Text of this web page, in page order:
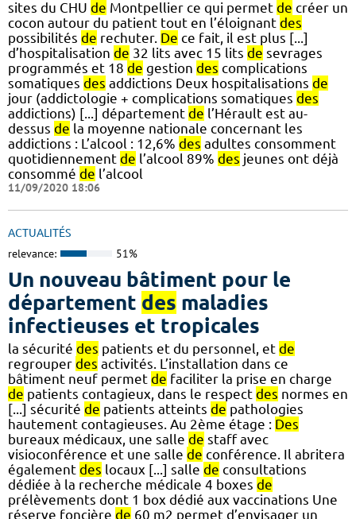
sites du CHU de Montpellier ce qui permet de créer un
cocon autour du patient tout en l’éloignant des
possibilités de rechuter. De ce fait, il est plus [...]
d’hospitalisation de 32 lits avec 15 lits de sevrages
programmés et 18 de gestion des complications
somatiques des addictions Deux hospitalisations de
jour (addictologie + complications somatiques des
addictions) [...] département de l’Hérault est au-
dessus de la moyenne nationale concernant les
addictions : L’alcool : 12,6% des adultes consomment
quotidiennement de l’alcool 89% des jeunes ont déjà
consommé de l’alcool
11/09/2020 18:06
ACTUALITÉS
relevance: 51%
Un nouveau bâtiment pour le
département des maladies
infectieuses et tropicales
la sécurité des patients et du personnel, et de
regrouper des activités. L’installation dans ce
bâtiment neuf permet de faciliter la prise en charge
de patients contagieux, dans le respect des normes en
[...] sécurité de patients atteints de pathologies
hautement contagieuses. Au 2ème étage : Des
bureaux médicaux, une salle de staff avec
visioconférence et une salle de conférence. Il abritera
également des locaux [...] salle de consultations
dédiée à la recherche médicale 4 boxes de
prélèvements dont 1 box dédié aux vaccinations Une
réserve foncière de 60 m2 permet d’envisager un